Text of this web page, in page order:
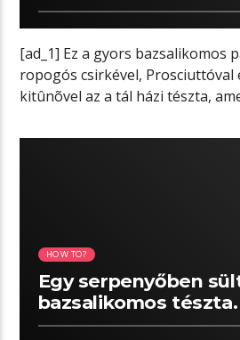
[ad_1] Ez a gyors bazsalikomos
ropogós csirkével, Prosciuttóval
kitûnõvel az a tál házi tészta,
HOW TO?
Egy serpenyőben
bazsalikomos tészta.